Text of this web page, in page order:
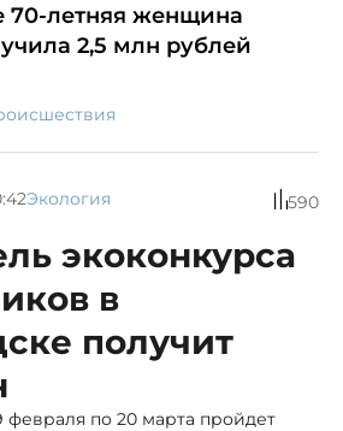
70-летняя женщина
2,5 млн рублей
Экология 590
экоконкурса
в
получит
февраля по 20 марта пройдет